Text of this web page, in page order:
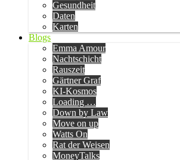
Gesundheit
Daten
Karten
Blogs
Emma Amour
Nachtschicht
Rauszeit
Gärtner Graf
KI-Kosmos
Loading …
Down by Law
Move on up
Watts On
Rat der Weisen
MoneyTalks